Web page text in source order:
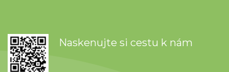
Naskenujte si cestu k nám